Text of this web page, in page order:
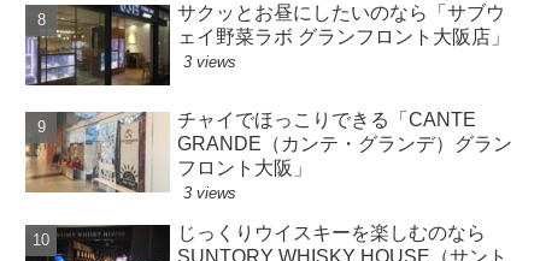
サクッとお昼にしたいのなら「サブウ
ェイ野菜ラボ グランフロント大阪店」
3 views
チャイでほっこりできる「CANTE
GRANDE（カンテ・グランデ）グラン
フロント大阪」
3 views
じっくりウイスキーを楽しむのなら